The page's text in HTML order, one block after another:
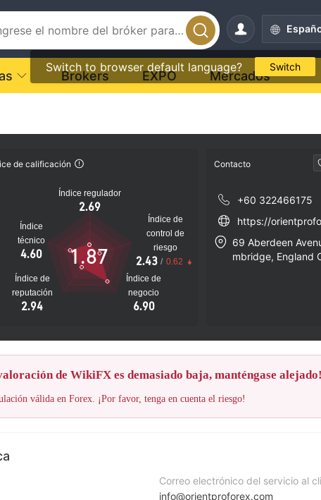
Switch to browser default language? Switch
Brokers EXPO Mercados
de calificación
Índice regulador
2.69
Índice
técnico
4.60
Índice de
reputación
2.94
Índice de
negocio
6.90
Índice de
control de
riesgo
2.43 / 0.62
1.87
Contacto
+60 322466175
https://
69 Aberdeen
mbridge, England
de WikiFX es demasiado baja, manténgase alejado!
válida en Forex. ¡Por favor, tenga en cuenta el riesgo!
Correo electrónico del servicio al
info@orientproforex.com